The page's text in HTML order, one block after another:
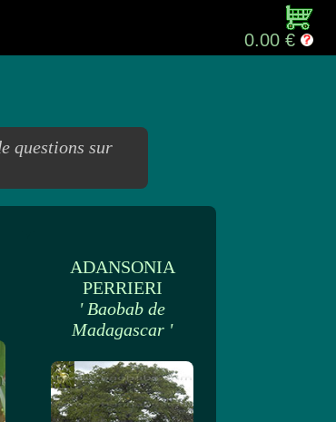
0.00 €
questions sur
ADANSONIA
PERRIERI
' Baobab de
Madagascar '